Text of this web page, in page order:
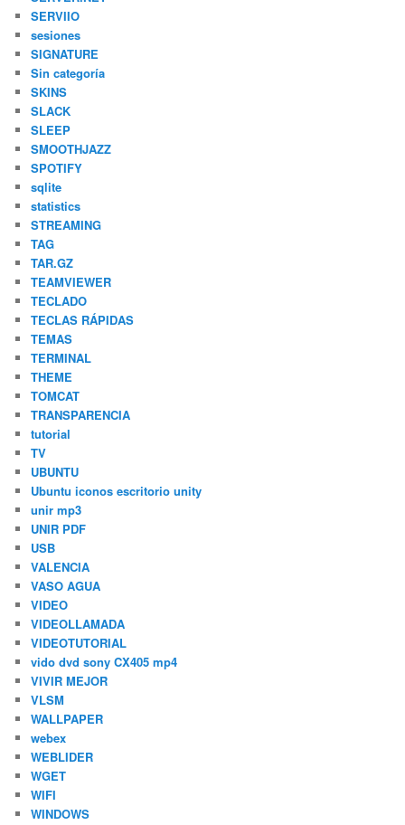
SERVIIO
sesiones
SIGNATURE
Sin categoría
SKINS
SLACK
SLEEP
SMOOTHJAZZ
SPOTIFY
sqlite
statistics
STREAMING
TAG
TAR.GZ
TEAMVIEWER
TECLADO
TECLAS RÁPIDAS
TEMAS
TERMINAL
THEME
TOMCAT
TRANSPARENCIA
tutorial
TV
UBUNTU
Ubuntu iconos escritorio unity
unir mp3
UNIR PDF
USB
VALENCIA
VASO AGUA
VIDEO
VIDEOLLAMADA
VIDEOTUTORIAL
vido dvd sony CX405 mp4
VIVIR MEJOR
VLSM
WALLPAPER
webex
WEBLIDER
WGET
WIFI
WINDOWS